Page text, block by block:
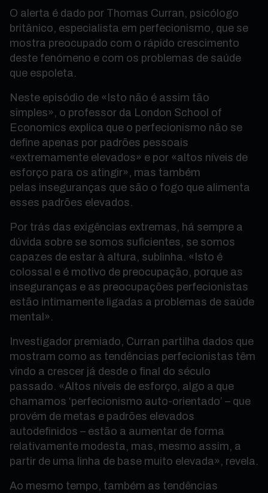
O alerta é dado por Thomas Curran, psicólogo
britânico, especialista em perfecionismo, que se
mostra preocupado com o rápido crescimento
deste fenómeno e com os problemas de saúde
que espoleta.
Neste episódio de «Isto não é assim tão
simples», o professor da London School of
Economics explica que o perfecionismo não se
define apenas por padrões pessoais
«extremamente elevados» e por «altos níveis de
esforço para os atingir», mas também
pelas inseguranças que são o fogo que alimenta
esses padrões elevados.
Por trás das exigências extremas, há sempre a
dúvida sobre se somos suficientes, se somos
capazes de estar à altura, sublinha. «Isto é
colossal e é motivo de preocupação, porque as
inseguranças e as preocupações perfecionistas
estão intimamente ligadas a problemas de saúde
mental».
Investigador premiado, Curran partilha dados que
mostram como as tendências perfecionistas têm
vindo a crescer já desde o final do século
passado. «Altos níveis de esforço, algo a que
chamamos ‘perfecionismo auto-orientado’ – que
provém de metas e padrões elevados
autodefinidos – estão a aumentar de forma
relativamente modesta, mas, mesmo assim, a
partir de uma linha de base muito elevada», revela.
Ao mesmo tempo, também as tendências